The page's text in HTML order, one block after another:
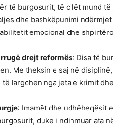
të burgosurit, të cilët mund
dhe bashkëpunimi
emocional dhe
drejt reformës: Disa të
Me theksin e saj në
largohen nga jeta e krimit
: Imamët dhe udhëheqësit
duke i ndihmuar ata